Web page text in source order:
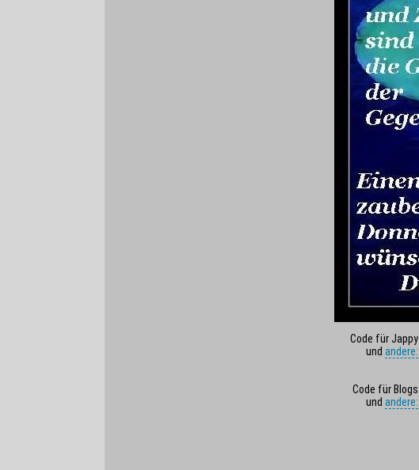
Code für Jappy
und andere:
Code für Blogs
und andere: